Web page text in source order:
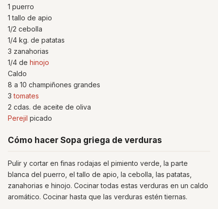
1 puerro
1 tallo de apio
1/2 cebolla
1/4 kg. de patatas
3 zanahorias
1/4 de hinojo
Caldo
8 a 10 champiñones grandes
3tomates
2 cdas. de aceite de oliva
Perejil picado
Cómo hacer Sopa griega de verduras
Pulir y cortar en finas rodajas el pimiento verde, la parte
blanca del puerro, el tallo de apio, la cebolla, las patatas,
zanahorias e hinojo. Cocinar todas estas verduras en un caldo
aromático. Cocinar hasta que las verduras estén tiernas.